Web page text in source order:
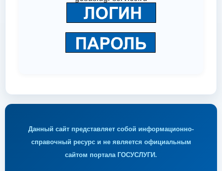
Данный сайт представляет собой информационно-
справочный ресурс и не является официальным
сайтом портала ГОСУСЛУГИ.